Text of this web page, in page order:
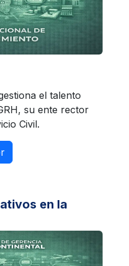
el talento
su ente rector
Civil.
en la